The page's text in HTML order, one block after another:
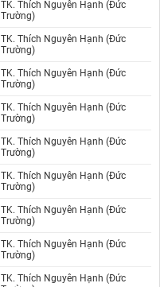
TK. Thích Nguyên Hạnh (Đức
Trường)
TK. Thích Nguyên Hạnh (Đức
Trường)
TK. Thích Nguyên Hạnh (Đức
Trường)
TK. Thích Nguyên Hạnh (Đức
Trường)
TK. Thích Nguyên Hạnh (Đức
Trường)
TK. Thích Nguyên Hạnh (Đức
Trường)
TK. Thích Nguyên Hạnh (Đức
Trường)
TK. Thích Nguyên Hạnh (Đức
Trường)
TK. Thích Nguyên Hạnh (Đức